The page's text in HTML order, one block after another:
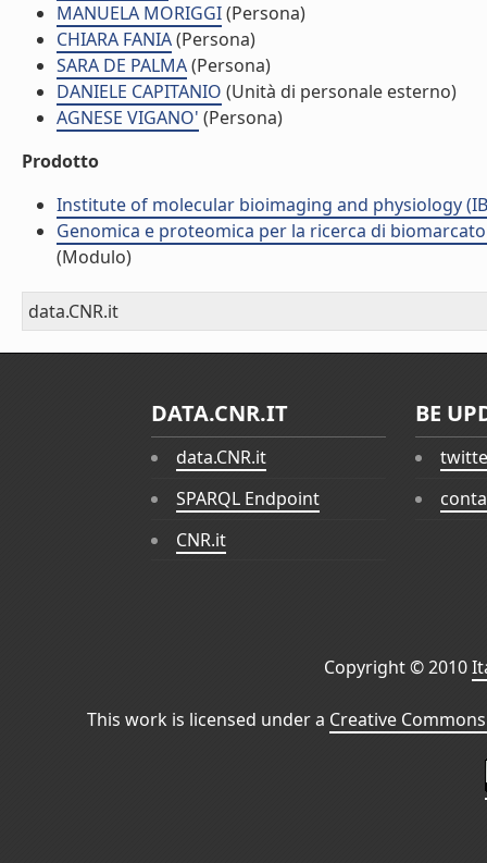
MANUELA MORIGGI(Persona)
CHIARA FANIA(Persona)
SARA DE PALMA(Persona)
DANIELE CAPITANIO (Unità di personale esterno)
AGNESE VIGANO' (Persona)
Prodotto
Institute of molecular bioimaging and physiology
Genomica e proteomica per la ricerca di
(Modulo)
data.CNR.it
DATA.CNR.IT
data.CNR.it
SPARQL Endpoint
CNR.it
BE
Copyright © 2010
This work is licensed under a Creative